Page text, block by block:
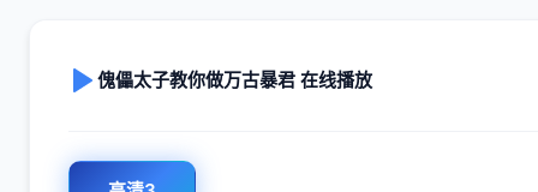
傀儡太子教你做万古暴君 在线播放